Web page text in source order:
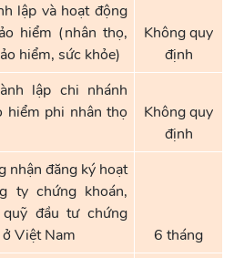
lập và hoạt động
hiểm (nhân thọ,
hiểm, sức khỏe)
Không quy
định
lập chi nhánh
hiểm phi nhân thọ
Không quy
định
nhận đăng ký hoạt
ty chứng khoán,
đầu tư chứng
Việt Nam
6 tháng